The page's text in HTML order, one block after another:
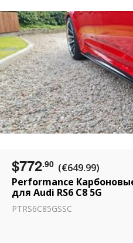
$772.90 (€649.99)
Performance
для Audi RS6 C8 5G
PTRS6C85GSSC